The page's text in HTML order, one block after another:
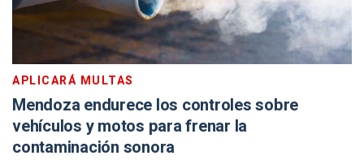
APLICARÁ MULTAS
Mendoza endurece los controles sobre
vehículos y motos para frenar la
contaminación sonora